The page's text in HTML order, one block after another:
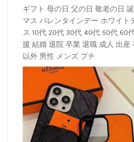
ギフト 母の日 父の日 敬老の日
マス バレンタインデー ホワイト
ス 10代 20代 30代 40代 50代 60
援 結婚 退院 卒業 退職 成人 出産
以外 男性 メンズ プチ